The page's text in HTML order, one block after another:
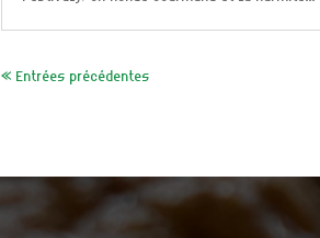
« Entrées précédentes